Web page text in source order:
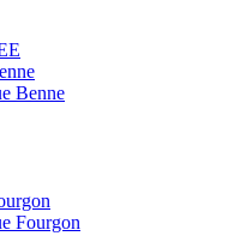
Benne
Fourgon